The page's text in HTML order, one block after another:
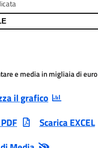
e media in migliaia di euro